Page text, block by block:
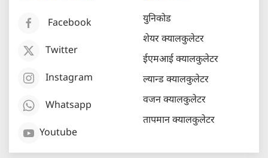
Facebook
Twitter
Instagram
Whatsapp
Youtube
युनिकोड
शेयर क्यालकुलेटर
ईएमआई क्यालकुलेटर
ल्यान्ड क्यालकुलेटर
वजन क्यालकुलेटर
तापमान क्यालकुलेटर